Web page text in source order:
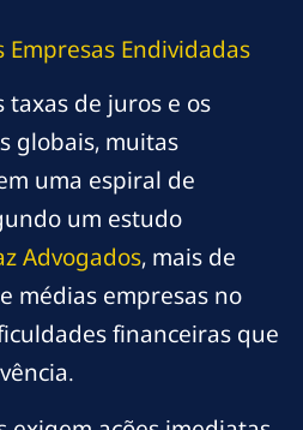
Endividadas
taxas de juros e os
globais, muitas
uma espiral de
um estudo
Advogados, mais de
médias empresas no
financeiras que